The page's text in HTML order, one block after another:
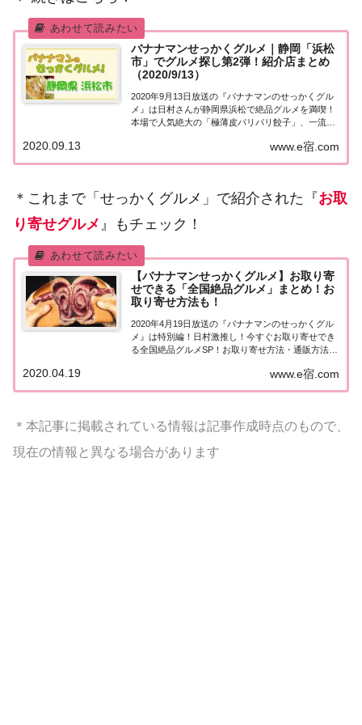
バナナマンせっかくグルメ｜静岡「浜松
市」でグルメ探し第2弾！紹介店まとめ
（2020/9/13）
2020年9月13日放送の『バナナマンのせっかくグル
メ』は日村さんが静岡県浜松で絶品グルメを満喫！
本場で人気絶大の「極薄皮パリパリ餃子」、一流職
されたお店をまとめました！詳しくはこちら！日村
さんが「静岡県浜松」へ！地元の人に「せっかく...
www.e宿.com
2020.09.13
＊これまで「せっかくグルメ」で紹介された『お取
り寄せグルメ 』もチェック！
【バナナマンせっかくグルメ】お取り寄
せできる「全国絶品グルメ」まとめ！お
取り寄せ方法も！
2020年4月19日放送の『バナナマンのせっかくグル
メ』は特別編！日村激推し！今すぐお取り寄せでき
る全国絶品グルメSP！お取り寄せ方法・通販方法に
絶品グルメSP今回は今すぐお取り寄せできるグルメ
をまとめて大公開！日村さんが食べたあの品...
www.e宿.com
2020.04.19
＊本記事に掲載されている情報は記事作成時点のもので、
現在の情報と異なる場合があります